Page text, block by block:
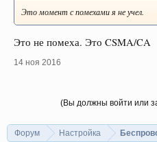
Это момент с помехами я не учел.
Это не помеха. Это CSMA/CA
14 ноя 2016
(Вы должны войти или
Форум Настройка